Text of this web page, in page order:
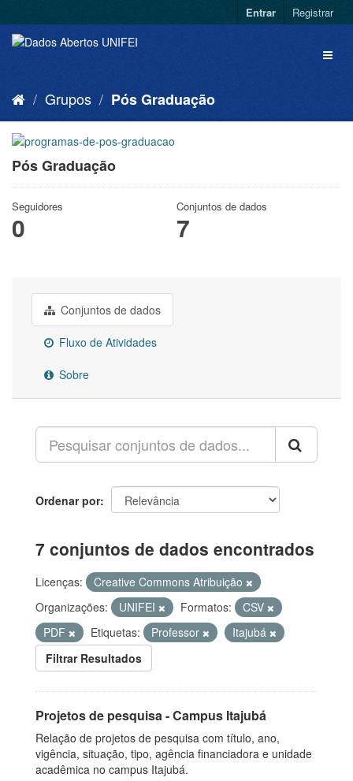
Entrar Registrar
Grupos Pós Graduação
Pós Graduação
Seguidores
0
Conjuntos de dados
7
Conjuntos de dados
Fluxo de Atividades
Sobre
Ordenar por
7 conjuntos de dados encontrados
Licenças:
Creative Commons Atribuição
Organizações:
UNIFEI Formatos:
CSV
PDF
Etiquetas: Professor
Itajubá
Filtrar Resultados
Projetos de pesquisa - Campus Itajubá
Relação de projetos de pesquisa com título, ano,
vigência, situação, tipo, agência financiadora e unidade
acadêmica no campus Itajubá.